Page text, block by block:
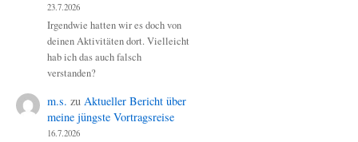
23.7.2026
Irgendwie hatten wir es doch von
deinen Aktivitäten dort. Vielleicht
hab ich das auch falsch
verstanden?
m.s. zu Aktueller Bericht über
meine jüngste Vortragsreise
16.7.2026